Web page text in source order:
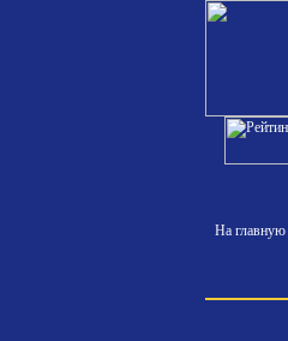
На главную